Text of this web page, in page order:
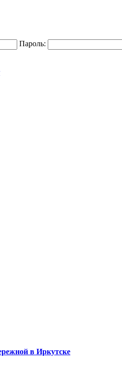
Пароль:
в Иркутске